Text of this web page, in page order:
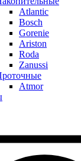
Atlantic
Bosch
Gorenie
Ariston
Roda
Zanussi
Atmor